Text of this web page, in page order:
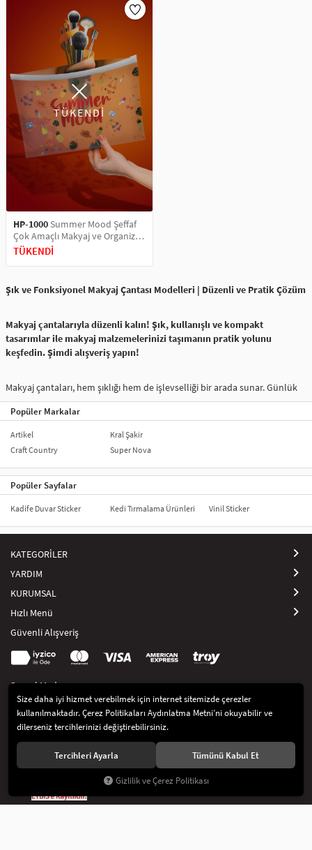
TÜKENDİ
HP-1000 Summer Mood Şeffaf
Çok Amaçlı Makyaj ve Organizer
Plaj El Çantası
TÜKENDİ
Şık ve Fonksiyonel Makyaj Çantası Modelleri | Düzenli ve Pratik Çözüm
Makyaj çantalarıyla düzenli kalın! Şık, kullanışlı ve kompakt
tasarımlar ile makyaj malzemelerinizi taşımanın pratik yolunu
keşfedin. Şimdi alışveriş yapın!
Makyaj çantaları, hem şıklığı hem de işlevselliği bir arada sunar. Günlük
kullanımda makyaj malzemelerinizi düzenli tutmanıza yardımcı olan bu
çantalar, çeşitli tasarımlarla farklı ihtiyaçlara hitap eder. Kompakt
boyutları sayesinde çantanızda fazla yer kaplamazken, geniş iç hacmi
sayesinde tüm makyaj ürünlerinizi güvenle taşıyabilirsiniz. Kaliteli
malzemelerden üretilen makyaj çantaları, dayanıklı yapıları ile uzun
ömürlü kullanım sunar. Farklı renk seçenekleri ve tasarımlar, kişisel
tarzınıza uygun bir model seçmenizi sağlar. Hem seyahatte hem de evde
kullanabileceğiniz bu pratik ürünler, makyaj malzemelerinizin
dağılmasını engeller ve düzen sağlar. Makyaj çantaları, makyaj yapmayı
daha keyifli hale getirmek için mükemmel bir yardımcıdır. Hem
makyajınızı her zaman düzenli ve kolay bir şekilde taşıyabilirsiniz. Şimdi
makyaj çantanızı keşfedin ve düzenli kalmanın keyfini çıkarın!
Popüler Markalar
Artikel
Craft Country
Kral Şakir
Super Nova
Popüler Sayfalar
Kadife Duvar Sticker Kedi Tırmalama Ürünleri Vinil Sticker
KATEGORİLER
YARDIM
KURUMSAL
Hızlı Menü
Güvenli Alışveriş
Sosyal Medya
Size daha iyi hizmet verebilmek için internet sitemizde çerezler
kullanılmaktadır. Çerez Politikaları Aydınlatma Metni’ni okuyabilir ve
dilerseniz tercihlerinizi değiştirebilirsiniz.
Tercihleri Ayarla Tümünü Kabul Et
Gizlilik ve Çerez Politikası